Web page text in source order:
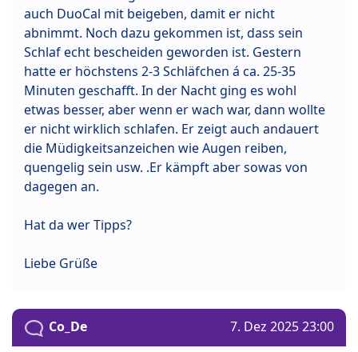
auch DuoCal mit beigeben, damit er nicht
abnimmt. Noch dazu gekommen ist, dass sein
Schlaf echt bescheiden geworden ist. Gestern
hatte er höchstens 2-3 Schläfchen á ca. 25-35
Minuten geschafft. In der Nacht ging es wohl
etwas besser, aber wenn er wach war, dann wollte
er nicht wirklich schlafen. Er zeigt auch andauert
die Müdigkeitsanzeichen wie Augen reiben,
quengelig sein usw. .Er kämpft aber sowas von
dagegen an.
Hat da wer Tipps?
Liebe Grüße
Co_De 7. Dez 2025 23:00